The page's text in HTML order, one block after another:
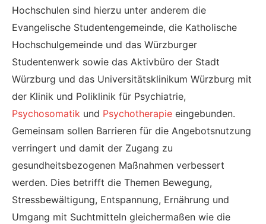
Hochschulen sind hierzu unter anderem die
Evangelische Studentengemeinde, die Katholische
Hochschulgemeinde und das Würzburger
Studentenwerk sowie das Aktivbüro der Stadt
Würzburg und das Universitätsklinikum Würzburg mit
der Klinik und Poliklinik für Psychiatrie,
Psychosomatik und Psychotherapie eingebunden.
Gemeinsam sollen Barrieren für die Angebotsnutzung
verringert und damit der Zugang zu
gesundheitsbezogenen Maßnahmen verbessert
werden. Dies betrifft die Themen Bewegung,
Stressbewältigung, Entspannung, Ernährung und
Umgang mit Suchtmitteln gleichermaßen wie die